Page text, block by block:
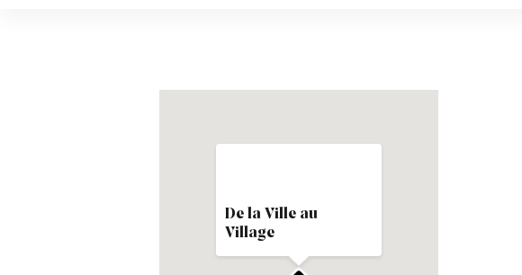
De la Ville au
Village